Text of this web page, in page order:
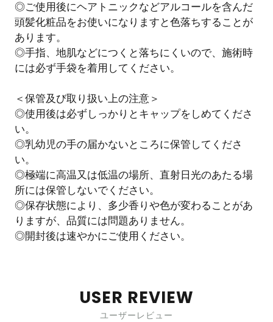
◎ご使用後にヘアトニックなどアルコールを含んだ
頭髪化粧品をお使いになりますと色落ちすることが
あります。
◎手指、地肌などにつくと落ちにくいので、施術時
には必ず手袋を着用してください。
＜保管及び取り扱い上の注意＞
◎使用後は必ずしっかりとキャップをしめてくださ
い。
◎乳幼児の手の届かないところに保管してくださ
い。
◎極端に高温又は低温の場所、直射日光のあたる場
所には保管しないでください。
◎保存状態により、多少香りや色が変わることがあ
りますが、品質には問題ありません。
◎開封後は速やかにご使用ください。
USER REVIEW
ユーザーレビュー